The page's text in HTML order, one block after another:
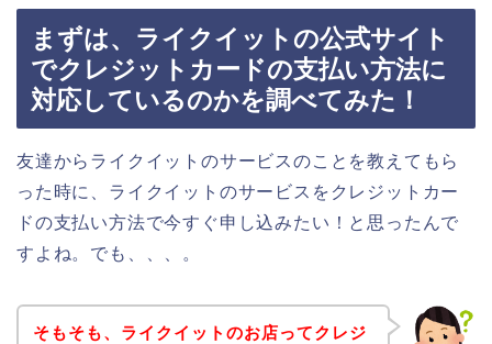
まずは、ライクイットの公式サイト
でクレジットカードの支払い方法に
対応しているのかを調べてみた！
友達からライクイットのサービスのことを教えてもら
った時に、ライクイットのサービスをクレジットカー
ドの支払い方法で今すぐ申し込みたい！と思ったんで
すよね。でも、、、。
そもそも、ライクイットのお店ってクレジ